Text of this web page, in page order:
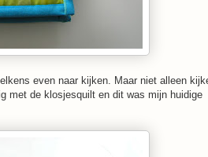
even naar kijken. Maar niet alleen
met de klosjesquilt en dit was mijn huidige